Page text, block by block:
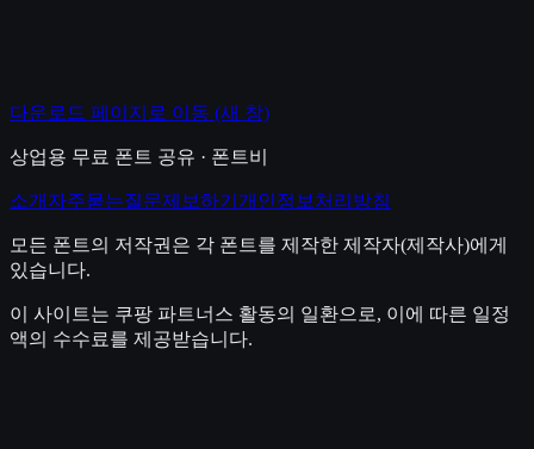
다운로드 페이지로 이동 (새 창)
상업용 무료 폰트 공유 · 폰트비
소개 자주묻는질문제보하기 개인정보처리방침
모든 폰트의 저작권은 각 폰트를 제작한 제작자(제작사)에게
있습니다.
이 사이트는 쿠팡 파트너스 활동의 일환으로, 이에 따른 일정
액의 수수료를 제공받습니다.